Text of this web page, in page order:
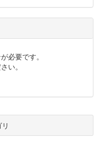
必要です。
い。